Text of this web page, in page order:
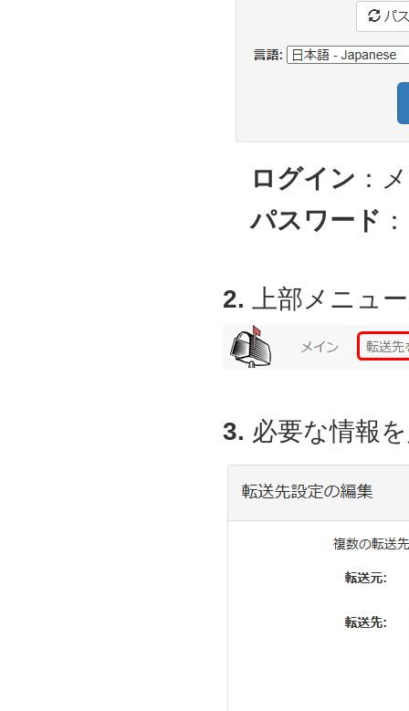
ログイン ：
パスワード
2. 上部メニュ
3. 必要な情報